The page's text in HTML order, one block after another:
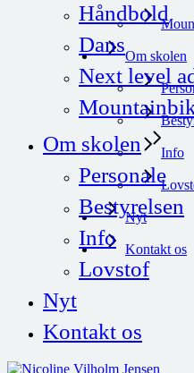
Om skolen
Info
Nyt
Kontakt os
Håndbold
Dans
Next level
Om skolen
Personale
Bestyrelsen
Info
Lovstof
Nyt
Kontakt os